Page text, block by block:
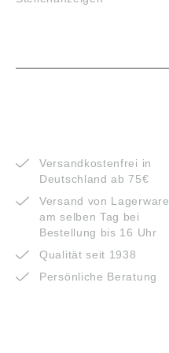
Versandkostenfrei in
Deutschland ab 75€
Versand von Lagerware
am selben Tag bei
Bestellung bis 16 Uhr
Qualität seit 1938
Persönliche Beratung